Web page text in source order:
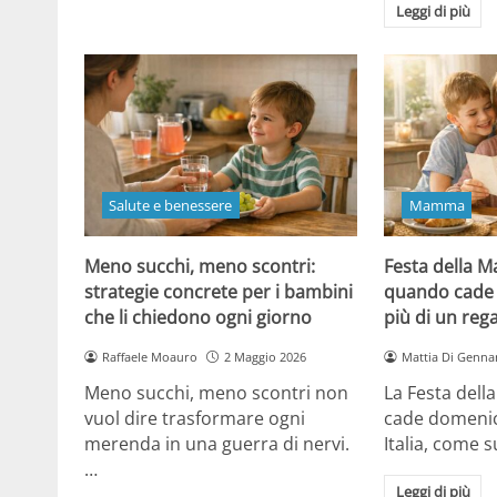
Leggi di più
Salute e benessere
Meno succhi, meno scontri:
strategie concrete per i bambini
che li chiedono ogni giorno
Raffaele Moauro 2 Maggio 2026
Meno succhi, meno scontri non
vuol dire trasformare ogni
merenda in una guerra di nervi.
…
Mamma
Festa della
quando
più di un
Mattia Di
La Festa
cade
Italia, come
Leggi di più